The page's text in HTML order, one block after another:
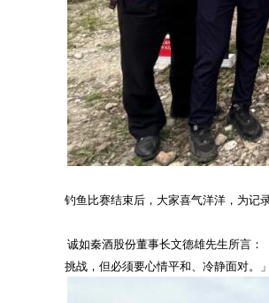
钓鱼 比赛结束后 ，大家喜气洋洋，为记
诚如秦酒股份董事长文德雄先生所言：
挑战，但必须要心情平和、冷静面对。
」